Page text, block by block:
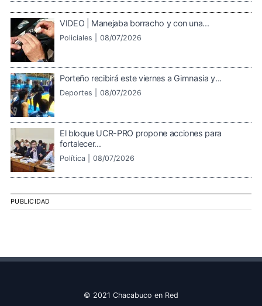
VIDEO | Manejaba borracho y con una...
Policiales | 08/07/2026
Porteño recibirá este viernes a Gimnasia y...
Deportes | 08/07/2026
El bloque UCR-PRO propone acciones para
fortalecer...
Política | 08/07/2026
PUBLICIDAD
© 2021 Chacabuco en Red